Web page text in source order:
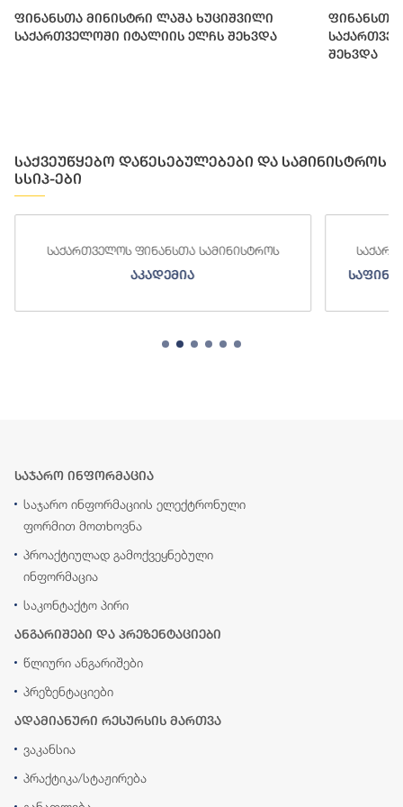
ფინანსთა მინისტრი ლაშა ხუციშვილი
საქართველოში იტალიის ელჩს შეხვდა
ფინანსთა
შეხვდა
საქვეუწყებო დაწესებულებები და სამინისტროს
სსიპ-ები
საქართველოს ფინანსთა სამინისტროს
საფინანსო-ანალიტიკური სამსახური
საჯარო ინფორმაცია
საჯარო ინფორმაციის ელექტრონული
ფორმით მოთხოვნა
პროაქტიულად გამოქვეყნებული
ინფორმაცია
საკონტაქტო პირი
ანგარიშები და პრეზენტაციები
წლიური ანგარიშები
პრეზენტაციები
ადამიანური რესურსის მართვა
ვაკანსია
პრაქტიკა/სტაჟირება